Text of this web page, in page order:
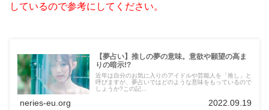
しているので参考にしてください。
【夢占い】推しの夢の意味。意欲や願望の高ま
りの暗示!?
近年は自分のお気に入りのアイドルや芸能人を「推し」と
呼びますが、夢占いではどのような意味をもっているので
しょうか?この記...
neries-eu.org 2022.09.19